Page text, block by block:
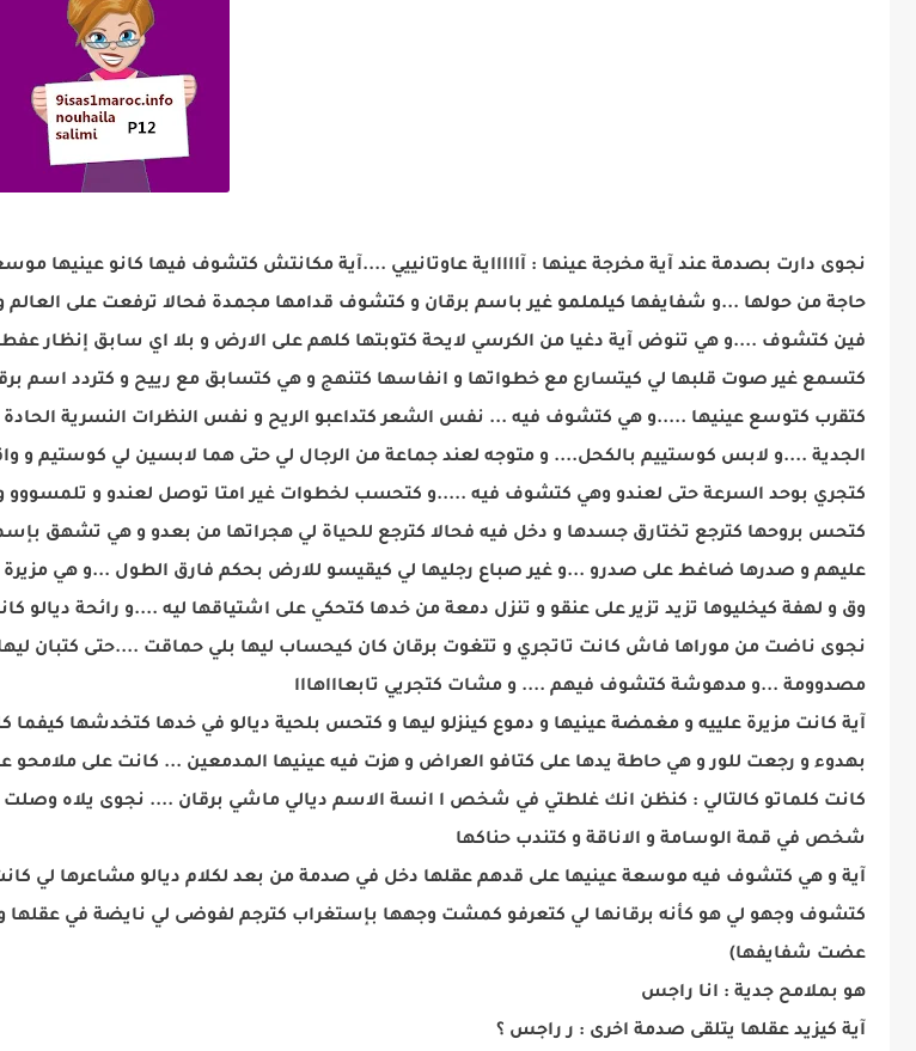
نجوى دارت بصدمة عند آية مخرجة عينها : آاااااية عاوتانييي ....آية مكانتش كتشوف فيها كانو
حاجة من حولها ...و شفايفها كيلملمو غير باسم برقان و كتشوف قدامها مجمدة فحالا ترفعت على
فين كتشوف ....و هي تنوض آية دغيا من الكرسي لايحة كتوبتها كلهم على الارض و بلا اي سابق إنظار
كتسمع غير صوت قلبها لي كيتسارع مع خطواتها و انفاسها كتنهج و هي كتسابق مع رييح و كتردد اسم
كتقرب كتوسع عينيها .....و هي كتشوف فيه ... نفس الشعر كتداعبو الريح و نفس النظرات النسرية
الجدية ....و لابس كوستييم بالكحل.... و متوجه لعند جماعة من الرجال لي حتى هما لابسين لي كوستيم و
كتجري بوحد السرعة حتى لعندو وهي كتشوف فيه .....و كتحسب لخطوات غير امتا توصل لعندو و تلمسووو و
كتحس بروحها كترجع تختارق جسدها و دخل فيه فحالا كترجع للحياة لي هجراتها من بعدو و هي تشهق
عليهم و صدرها ضاغط على صدرو ...و غير صباع رجليها لي كيقيسو للارض بحكم فارق الطول ...و هي مزيرة
وق و لهفة كيخليوها تزيد تزير على عنقو و تنزل دمعة من خدها كتحكي على اشتياقها ليه ....و رائحة ديالو
نجوى ناضت من موراها فاش كانت تاتجري و تتغوت برقان كان كيحساب ليها بلي حماقت ....حتى كتبان
مصدوومة ...و مدهوشة كتشوف فيهم .... و مشات كتجريي تابعاااهااا
آية كانت مزيرة علييه و مغمضة عينيها و دموع كينزلو ليها و كتحس بلحية ديالو في خدها كتخدشها
بهدوء و رجعت للور و هي حاطة يدها على كتافو العراض و هزت فيه عينيها المدمعين ... كانت على ملامحو
كانت كلماتو كالتالي : كنظن انك غلطتي في شخص ا انسة الاسم ديالي ماشي برقان .... نجوى يلاه
شخص في قمة الوسامة و الاناقة و كتندب حناكها
آية و هي كتشوف فيه موسعة عينيها على قدهم عقلها دخل في صدمة من بعد لكلام ديالو مشاعرها لي
كتشوف وجهو لي هو كأنه برقانها لي كتعرفو كمشت وجهها بإستغراب كترجم لفوضى لي نايضة في
عضت شفايفها)
هو بملامح جدية : انا راجس
آية كيزيد عقلها يتلقى صدمة اخرى : ر راجس ؟